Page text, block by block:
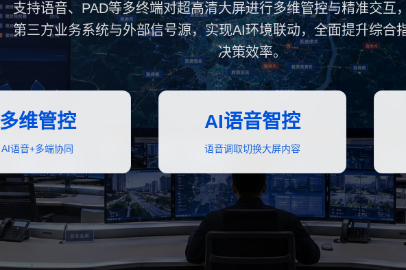
支持语音、PAD等多终端对超高清大屏进行多维管控与精准交互
第三方业务系统与外部信号源，实现AI环境联动，全面提升综合
决策效率。
多维管控
AI语音+多端协同
AI语音智控
语音调取切换大屏内容